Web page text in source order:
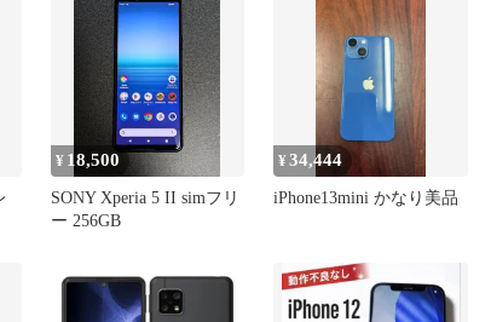
¥ 18,500
SONY Xperia 5 II simフリ
ー 256GB
¥34,444
iPhone13mini かなり美品